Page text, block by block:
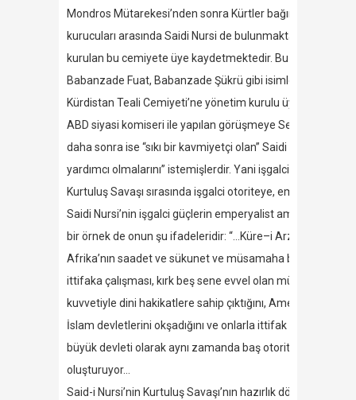
Mondros Mütarekesi’nden sonra Kürtler bağımsız bir
kurucuları arasında Saidi Nursi de bulunmaktadır. Saidi
kurulan bu cemiyete üye kaydetmektedir. Bu cemiyetin
Babanzade Fuat, Babanzade Şükrü gibi isimler de
Kürdistan Teali Cemiyeti’ne yönetim kurulu üyesi seçilen
ABD siyasi komiseri ile yapılan görüşmeye Seyyid
daha sonra ise “sıkı bir kavmiyetçi olan” Saidi Nursi de
yardımcı olmalarını” istemişlerdir. Yani işgalci komutanı
Kurtuluş Savaşı sırasında işgalci otoriteye,
Saidi Nursi’nin işgalci güçlerin emperyalist amaçlarına
bir örnek de onun şu ifadeleridir: “…Küre–i Arz’ın şimdiki
Afrika’nın saadet ve sükunet ve müsamaha bulacağına
ittifaka çalışması, kırk beş sene evvel olan müddeayı
kuvvetiyle dini hakikatlere sahip çıktığını, Amerika’nın,
İslam devletlerini okşadığını ve onlarla ittifak ettiğini”
büyük devleti olarak aynı zamanda baş otorite idi.
oluşturuyor…
Said-i Nursi’nin Kurtuluş Savaşı’nın hazırlık döneminde